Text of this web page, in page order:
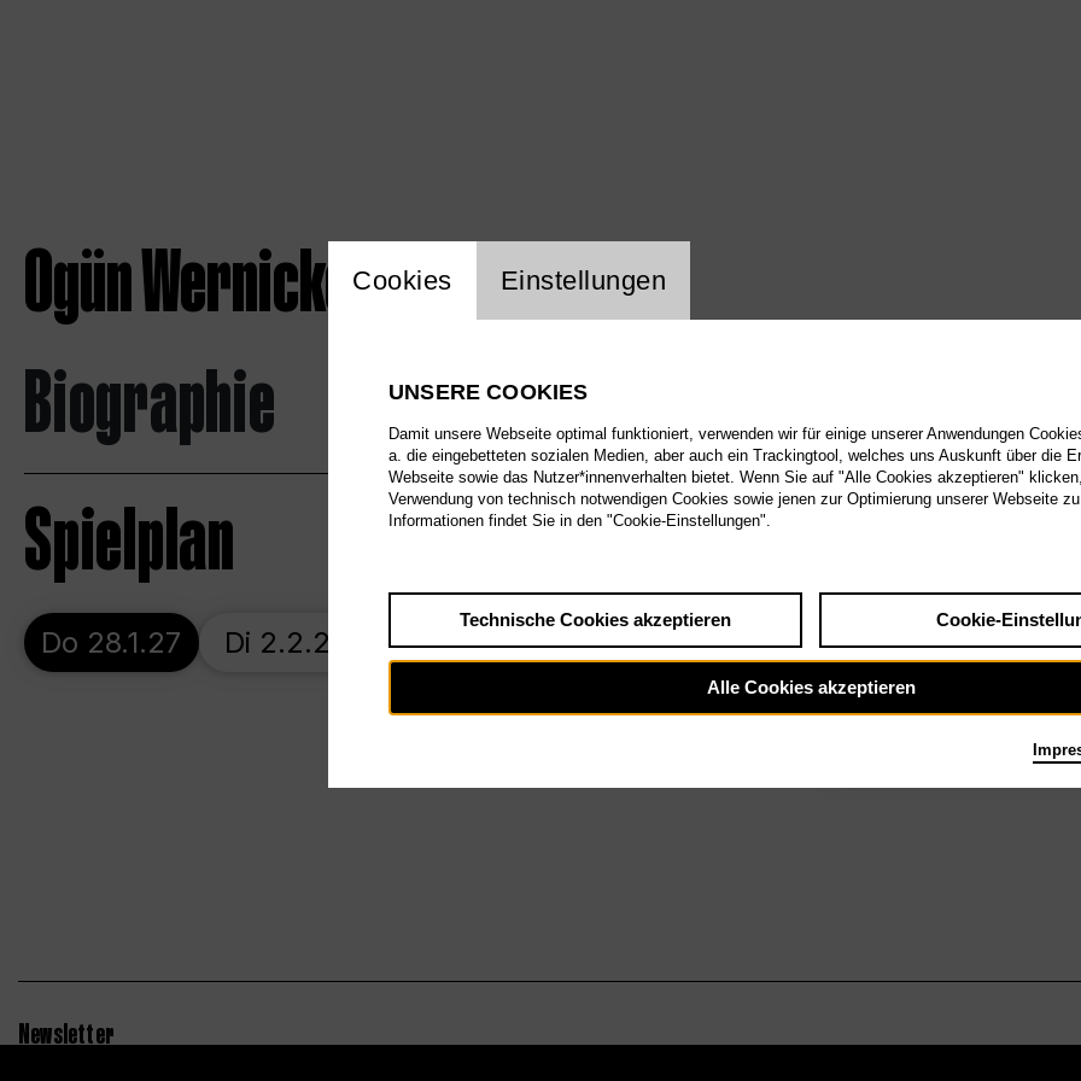
Ogün Wernicke
Biographie
Spielplan
Le nozze di
Figaro
Do 28.1.27 Di 2.2.27 Do 4.2.27 Di 9.2.27
Newsletter
Einstellung Website Cookie
Cookies Einstellungen
UNSERE COOKIES
Damit unsere Webseite optimal funktioniert, verwenden wir für einige unserer Anwendungen
a. die eingebetteten sozialen Medien, aber auch ein Trackingtool, welches uns Auskunft über die
Webseite sowie das Nutzer*innenverhalten bietet. Wenn Sie auf "Alle Cookies akzeptieren"
Verwendung von technisch notwendigen Cookies sowie jenen zur Optimierung unserer Webseite
Informationen findet Sie in den "Cookie-Einstellungen".
Technische Cookies akzeptieren Cookie-
Alle Cookies akzeptieren